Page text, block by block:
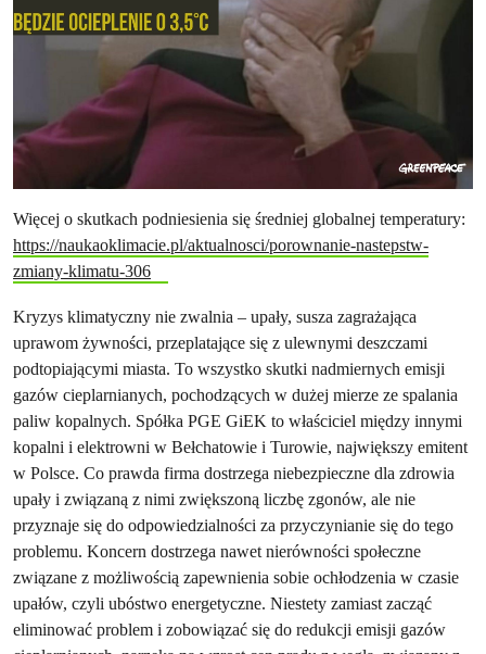
Więcej o skutkach podniesienia się średniej globalnej temperatury:
https://naukaoklimacie.pl/aktualnosci/porownanie-nastepstw-
zmiany-klimatu-306
Kryzys klimatyczny nie zwalnia – upały, susza zagrażająca
uprawom żywności, przeplatające się z ulewnymi deszczami
podtopiającymi miasta. To wszystko skutki nadmiernych emisji
gazów cieplarnianych, pochodzących w dużej mierze ze spalania
paliw kopalnych. Spółka PGE GiEK to właściciel między innymi
kopalni i elektrowni w Bełchatowie i Turowie, największy emitent
w Polsce. Co prawda firma dostrzega niebezpieczne dla zdrowia
upały i związaną z nimi zwiększoną liczbę zgonów, ale nie
przyznaje się do odpowiedzialności za przyczynianie się do tego
problemu. Koncern dostrzega nawet nierówności społeczne
związane z możliwością zapewnienia sobie ochłodzenia w czasie
upałów, czyli ubóstwo energetyczne. Niestety zamiast zacząć
eliminować problem i zobowiązać się do redukcji emisji gazów